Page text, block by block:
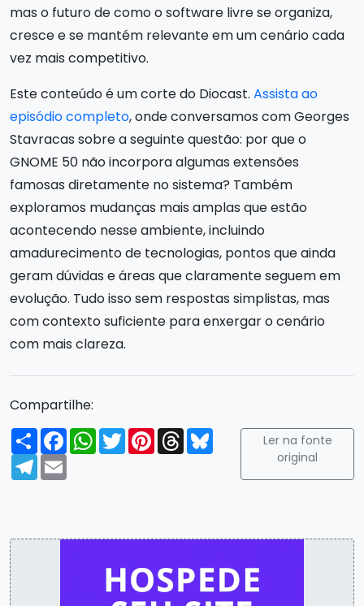
mas o futuro de como o software livre se organiza,
cresce e se mantém relevante em um cenário cada
vez mais competitivo.
Este conteúdo é um corte do Diocast. Assista ao
episódio completo, onde conversamos com Georges
Stavracas sobre a seguinte questão: por que o
GNOME 50 não incorpora algumas extensões
famosas diretamente no sistema? Também
exploramos mudanças mais amplas que estão
acontecendo nesse ambiente, incluindo
amadurecimento de tecnologias, pontos que ainda
geram dúvidas e áreas que claramente seguem em
evolução. Tudo isso sem respostas simplistas, mas
com contexto suficiente para enxergar o cenário
com mais clareza.
Compartilhe:
Compartilhar
FacebookWhatsApp
TwitterPinterest
ThreadsBluesky
Telegram
Email
Ler na fonte
original